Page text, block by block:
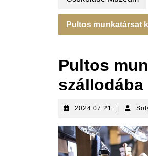
Pultos munkatársat
Pultos
szállodába
2024.07.21.